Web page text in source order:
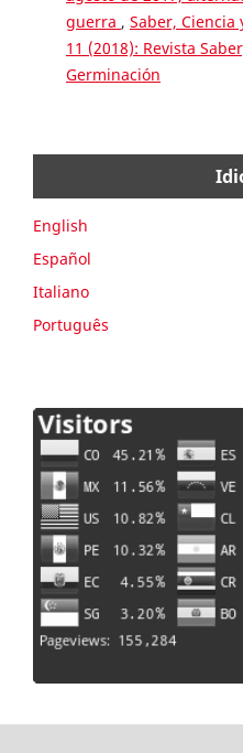
guerra , Saber, Ciencia
11 (2018): Revista
Germinación
English
Español
Italiano
Português